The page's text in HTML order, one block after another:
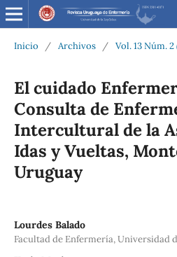
Inicio / Archivos / Vol. 13 Núm. 2
El cuidado
Consulta de
Intercultural de la
Idas y Vueltas,
Uruguay
Lourdes Balado
Facultad de Enfermería, Universidad